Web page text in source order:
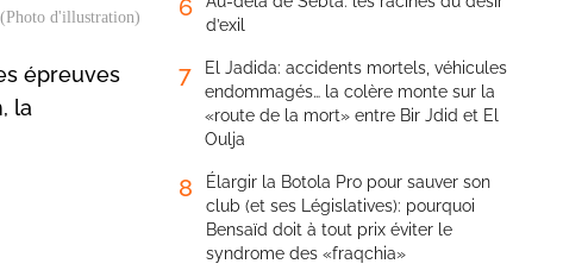
d'illustration)
épreuves
la
6
d’exil
7
El Jadida: accidents mortels, véhicules
endommagés… la colère monte sur la
«route de la mort» entre Bir Jdid et El
Oulja
8
Élargir la Botola Pro pour sauver son
club (et ses Législatives): pourquoi
Bensaïd doit à tout prix éviter le
syndrome des «fraqchia»